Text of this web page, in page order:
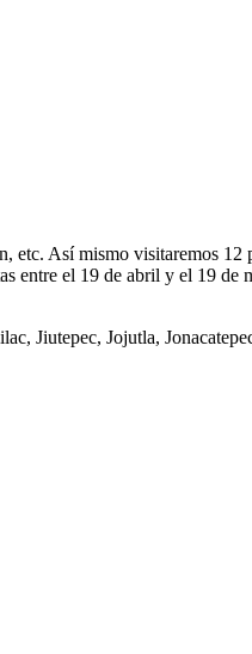
etc. Así mismo visitaremos 12
entre el 19 de abril y el 19 de
Jiutepec, Jojutla,